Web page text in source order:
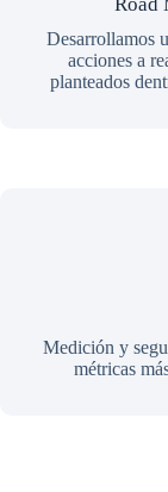
Desarrollamos
acciones a
planteados
Medición y
métricas